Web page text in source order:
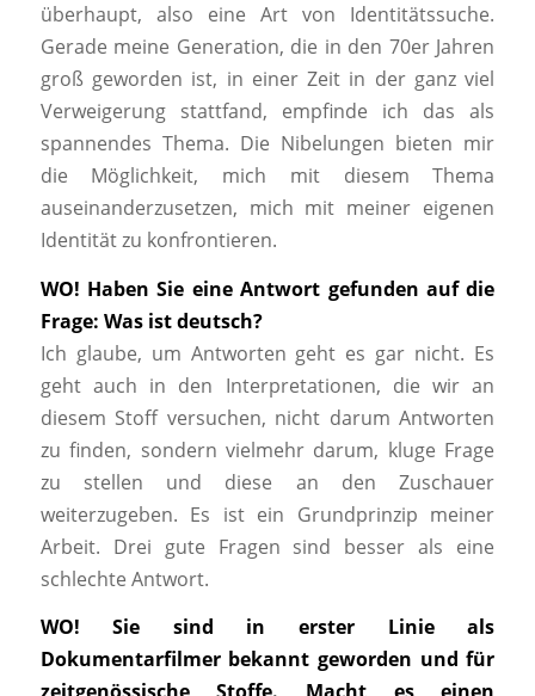
überhaupt, also eine Art von Identitätssuche.
Gerade meine Generation, die in den 70er Jahren
groß geworden ist, in einer Zeit in der ganz viel
Verweigerung stattfand, empfinde ich das als
spannendes Thema. Die Nibelungen bieten mir
die Möglichkeit, mich mit diesem Thema
auseinanderzusetzen, mich mit meiner eigenen
Identität zu konfrontieren.
WO! Haben Sie eine Antwort gefunden auf die
Frage: Was ist deutsch?
Ich glaube, um Antworten geht es gar nicht. Es
geht auch in den Interpretationen, die wir an
diesem Stoff versuchen, nicht darum Antworten
zu finden, sondern vielmehr darum, kluge Frage
zu stellen und diese an den Zuschauer
weiterzugeben. Es ist ein Grundprinzip meiner
Arbeit. Drei gute Fragen sind besser als eine
schlechte Antwort.
WO! Sie sind in erster Linie als
Dokumentarfilmer bekannt geworden und für